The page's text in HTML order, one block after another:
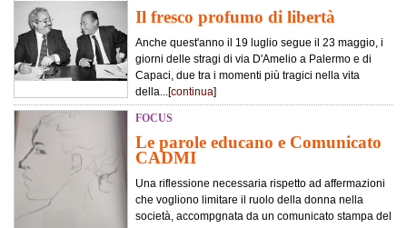
Il fresco profumo di libertà
Anche quest'anno il 19 luglio segue il 23 maggio, i
giorni delle stragi di via D'Amelio a Palermo e di
Capaci, due tra i momenti più tragici nella vita
della...[continua]
FOCUS
Le parole educano e Comunicato
CADMI
Una riflessione necessaria rispetto ad affermazioni
che vogliono limitare il ruolo della donna nella
società, accompgnata da un comunicato stampa del